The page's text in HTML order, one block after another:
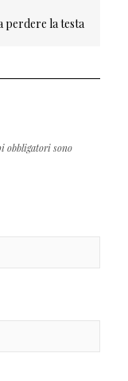
perdere la testa
obbligatori sono